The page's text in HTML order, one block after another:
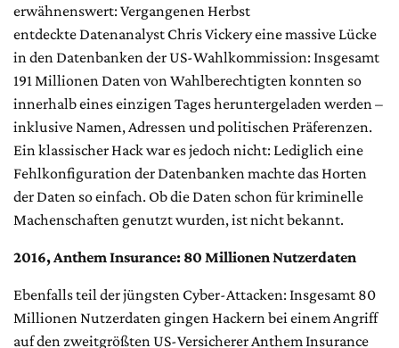
erwähnenswert: Vergangenen Herbst
entdeckte Datenanalyst Chris Vickery eine massive Lücke
in den Datenbanken der US-Wahlkommission: Insgesamt
191 Millionen Daten von Wahlberechtigten konnten so
innerhalb eines einzigen Tages heruntergeladen werden –
inklusive Namen, Adressen und politischen Präferenzen.
Ein klassischer Hack war es jedoch nicht: Lediglich eine
Fehlkonfiguration der Datenbanken machte das Horten
der Daten so einfach. Ob die Daten schon für kriminelle
Machenschaften genutzt wurden, ist nicht bekannt.
2016, Anthem Insurance: 80 Millionen Nutzerdaten
Ebenfalls teil der jüngsten Cyber-Attacken: Insgesamt 80
Millionen Nutzerdaten gingen Hackern bei einem Angriff
auf den zweitgrößten US-Versicherer Anthem Insurance